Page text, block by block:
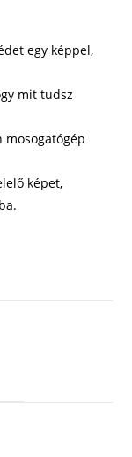
egy képpel,
mit tudsz
képet,